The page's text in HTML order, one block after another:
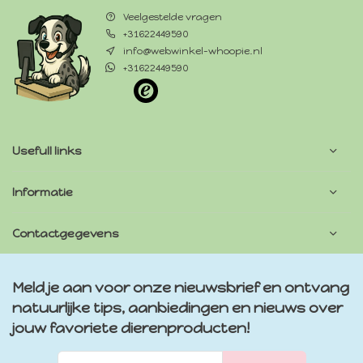
Veelgestelde vragen
+31622449590
info@webwinkel-whoopie.nl
+31622449590
Usefull links
Informatie
Contactgegevens
Meld je aan voor onze nieuwsbrief en ontvang
natuurlijke tips, aanbiedingen en nieuws over
jouw favoriete dierenproducten!